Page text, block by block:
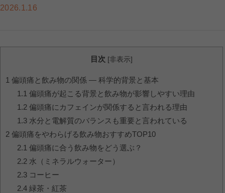
2026.1.16
目次 [非表示]
1 偏頭痛と飲み物の関係 ― 科学的背景と基本
1.1 偏頭痛が起こる背景と飲み物が影響しやすい理由
1.2偏頭痛にカフェインが関係すると言われる理由
1.3水分と電解質のバランスも重要と言われている
2 偏頭痛をやわらげる飲み物おすすめTOP10
2.1 偏頭痛に合う飲み物をどう選ぶ？
2.2水（ミネラルウォーター）
2.3コーヒー
2.4緑茶・紅茶